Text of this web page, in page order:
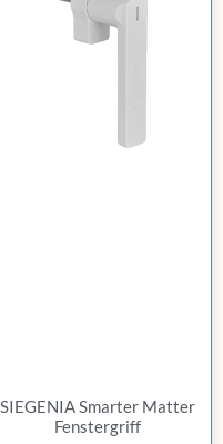
SIEGENIA Smarter Matter
Fenstergriff